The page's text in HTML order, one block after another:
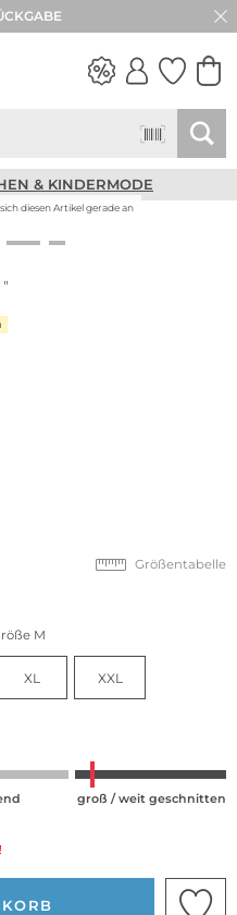
& KINDERMODE
diesen Artikel gerade an
Größentabelle
M
XL XXL
groß / weit geschnitten